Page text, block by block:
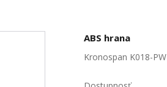
ABS hrana
Kronospan K018-PW